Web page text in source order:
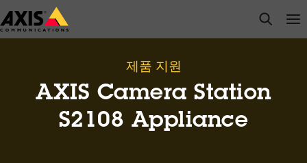
주
요
open
제품 지원
AXIS Camera Station
S2108 Appliance